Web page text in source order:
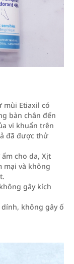
mùi Etiaxil có
bàn chân đến
vi khuẩn trên
đã được thử
cho da, Xịt
mại và không
gây kích
không gây ố